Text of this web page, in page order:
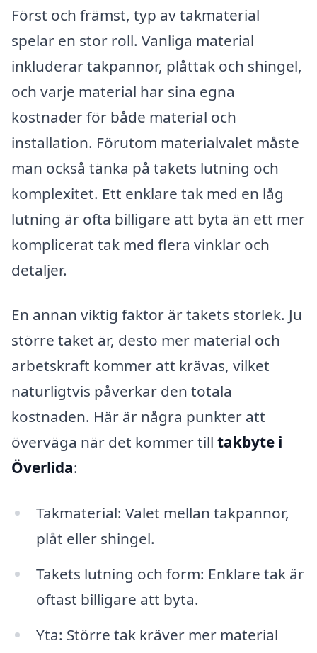
Först och främst, typ av takmaterial
spelar en stor roll. Vanliga material
inkluderar takpannor, plåttak och shingel,
och varje material har sina egna
kostnader för både material och
installation. Förutom materialvalet måste
man också tänka på takets lutning och
komplexitet. Ett enklare tak med en låg
lutning är ofta billigare att byta än ett mer
komplicerat tak med flera vinklar och
detaljer.
En annan viktig faktor är takets storlek. Ju
större taket är, desto mer material och
arbetskraft kommer att krävas, vilket
naturligtvis påverkar den totala
kostnaden. Här är några punkter att
överväga när det kommer till takbyte i
Överlida:
Takmaterial: Valet mellan takpannor,
plåt eller shingel.
Takets lutning och form: Enklare tak är
oftast billigare att byta.
Yta: Större tak kräver mer material